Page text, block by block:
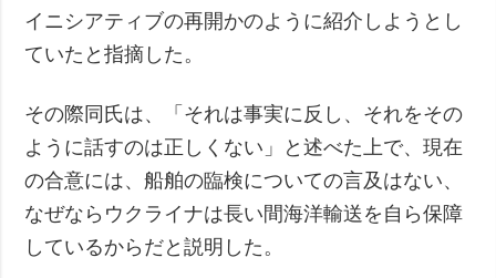
イニシアティブの再開かのように紹介しようとし
ていたと指摘した。
その際同氏は、「それは事実に反し、それをその
ように話すのは正しくない」と述べた上で、現在
の合意には、船舶の臨検についての言及はない、
なぜならウクライナは長い間海洋輸送を自ら保障
しているからだと説明した。